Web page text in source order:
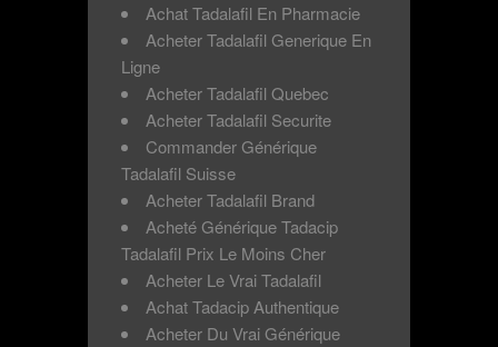
Achat Tadalafil En Pharmacie
Acheter Tadalafil Generique En
Ligne
Acheter Tadalafil Quebec
Acheter Tadalafil Securite
Commander Générique
Tadalafil Suisse
Acheter Tadalafil Brand
Acheté Générique Tadacip
Tadalafil Prix Le Moins Cher
Acheter Le Vrai Tadalafil
Achat Tadacip Authentique
Acheter Du Vrai Générique